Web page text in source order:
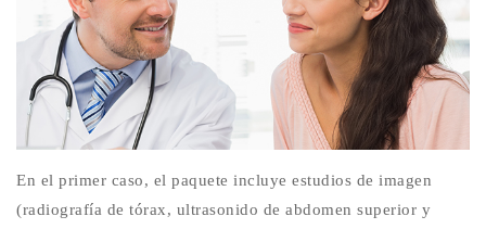
En el primer caso, el paquete incluye estudios de imagen
(radiografía de tórax, ultrasonido de abdomen superior y